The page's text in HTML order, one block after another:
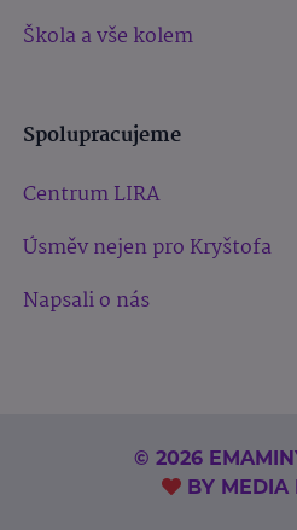
Škola a vše kolem
Spolupracujeme
Centrum LIRA
Úsměv nejen pro Kryštofa
Napsali o nás
© 2026
BY MEDIA